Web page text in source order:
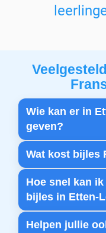
Wie kan er in
geven?
Wat kost bijles
Hoe snel kan
bijles in Etten-
Helpen jullie